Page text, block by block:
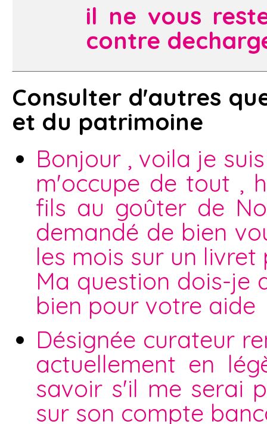
il ne vous
contre
Consulter d'autres
et du patrimoine
Bonjour , voila je
m'occupe de tout ,
fils au goûter de
demandé de bien
les mois sur un
Ma question dois-je
bien pour votre aide
Désignée curateur
actuellement en
savoir s'il me serai
sur son compte